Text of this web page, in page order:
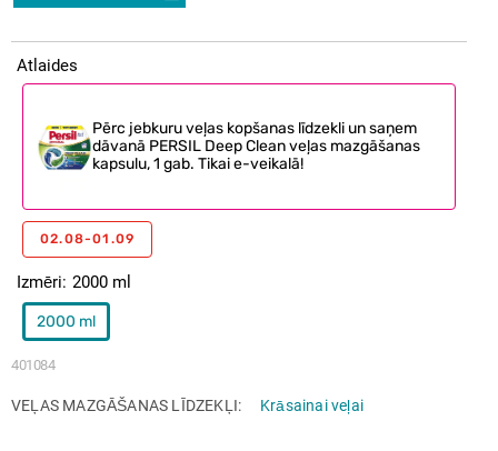
401084
Izmēri 2000 ml
2000 ml
Atlaides
Pērc jebkuru veļas kopšanas līdzekli un saņem
dāvanā PERSIL Deep Clean veļas mazgāšanas
kapsulu, 1 gab. Tikai e-veikalā!
02.08-01.09
VEĻAS MAZGĀŠANAS LĪDZEKĻI Krāsainai veļai